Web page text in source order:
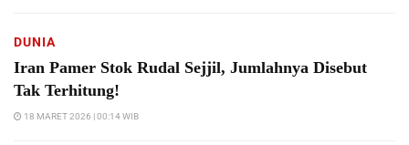
DUNIA
Iran Pamer Stok Rudal Sejjil, Jumlahnya Disebut
Tak Terhitung!
18 MARET 2026 | 00:14 WIB